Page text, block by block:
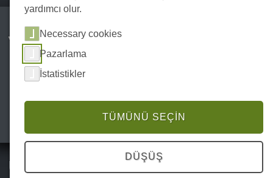
Wipperia-Funpark
Unutulmaz açık hava maceraları
yardımcı olur.
Necessary cookies
Pazarlama
İstatistikler
TÜMÜNÜ SEÇIN
DÜŞÜŞ